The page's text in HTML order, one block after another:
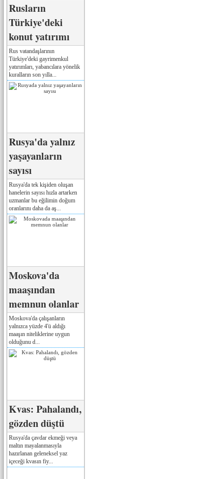
Rusların
Türkiye'deki
konut yatırımı
Rus vatandaşlarının
Türkiye'deki gayrimenkul
yatırımları, yabancılara yönelik
kuralların son yılla...
Rusya'da yalnız
yaşayanların
sayısı
Rusya'da tek kişiden oluşan
hanelerin sayısı hızla artarken
uzmanlar bu eğilimin doğum
oranlarını daha da aş...
Moskova'da
maaşından
memnun olanlar
Moskova'da çalışanların
yalnızca yüzde 4'ü aldığı
maaşın niteliklerine uygun
olduğunu d...
Kvas: Pahalandı,
gözden düştü
Rusya'da çavdar ekmeği veya
maltın mayalanmasıyla
hazırlanan geleneksel yaz
içeceği kvasın fiy...